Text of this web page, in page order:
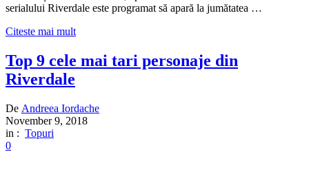
serialului Riverdale este programat să apară la jumătatea …
Citeste mai mult
Top 9 cele mai tari personaje din
Riverdale
De Andreea Iordache
November 9, 2018
in : Topuri
0